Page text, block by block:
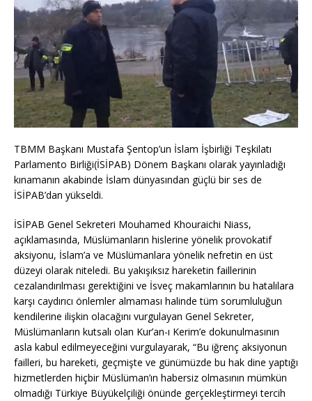
TBMM Başkanı Mustafa Şentop’un İslam İşbirliği Teşkilatı
Parlamento Birliği(İSİPAB) Dönem Başkanı olarak yayınladığı
kınamanın akabinde İslam dünyasından güçlü bir ses de
İSİPAB’dan yükseldi.
İSİPAB Genel Sekreteri Mouhamed Khouraichi Niass,
açıklamasında, Müslümanların hislerine yönelik provokatif
aksiyonu, İslam’a ve Müslümanlara yönelik nefretin en üst
düzeyi olarak niteledi. Bu yakışıksız hareketin faillerinin
cezalandırılması gerektiğini ve İsveç makamlarının bu hatalılara
karşı caydırıcı önlemler almaması halinde tüm sorumluluğun
kendilerine ilişkin olacağını vurgulayan Genel Sekreter,
Müslümanların kutsalı olan Kur’an-ı Kerim’e dokunulmasının
asla kabul edilmeyeceğini vurgulayarak, “Bu iğrenç aksiyonun
failleri, bu hareketi, geçmişte ve günümüzde bu hak dine yaptığı
hizmetlerden hiçbir Müslüman’ın habersiz olmasının mümkün
olmadığı Türkiye Büyükelçiliği önünde gerçekleştirmeyi tercih